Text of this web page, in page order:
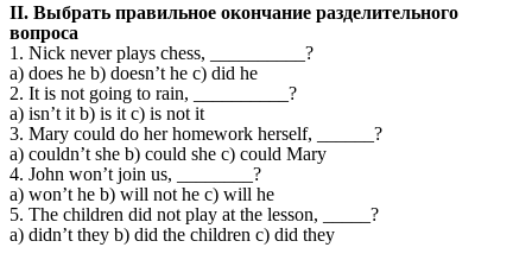
II. Выбрать правильное окончание разделительного
вопроса
1. Nick never plays chess, __________?
a) does he b) doesn’t he c) did he
2. It is not going to rain, __________?
a) isn’t it b) is it c) is not it
3. Mary could do her homework herself, ______?
a) couldn’t she b) could she c) could Mary
4. John won’t join us, ________?
a) won’t he b) will not he c) will he
5. The children did not play at the lesson, _____?
a) didn’t they b) did the children c) did they